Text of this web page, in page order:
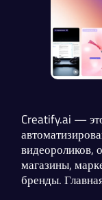
Creatify.ai —
видеороликов,
магазины,
бренды.